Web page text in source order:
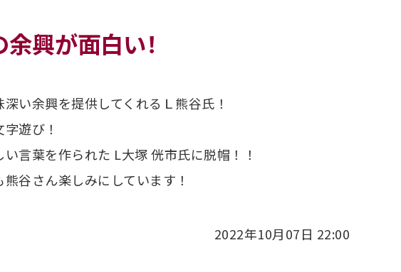
興が面白い！
い余興を提供してくれるＬ熊谷氏！
遊び！
言葉を作られた L大塚 侊市氏に脱帽！！
熊谷さん楽しみにしています！
2022年10月07日 22:00